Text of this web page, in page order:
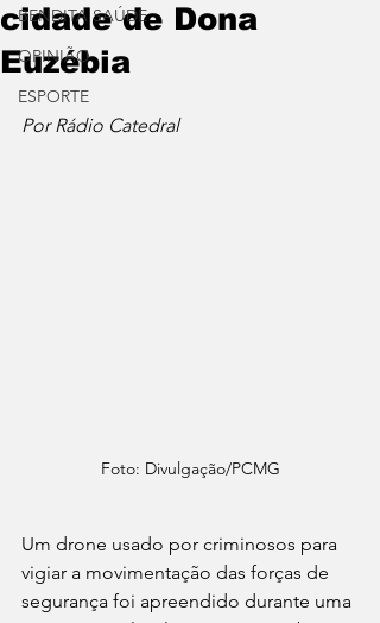
BENDITA SAÚDE
OPINIÃO
ESPORTE
cidade de Dona
Euzébia
Por Rádio Catedral
Foto: Divulgação/PCMG
Um drone usado por criminosos para
vigiar a movimentação das forças de
segurança foi apreendido durante uma